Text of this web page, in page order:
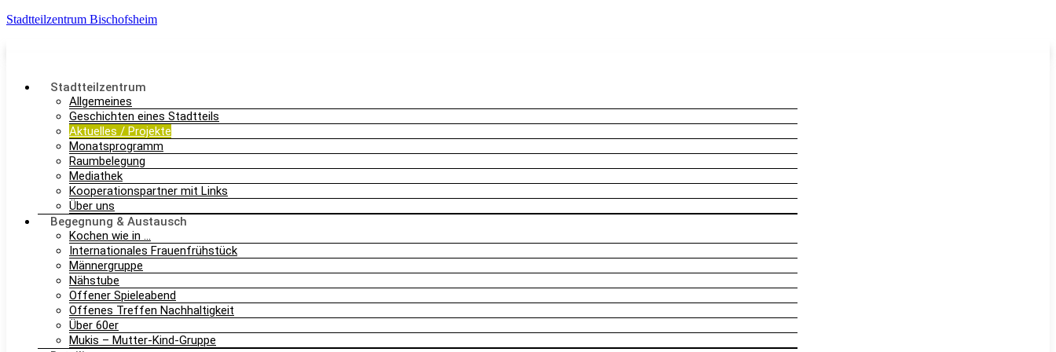
Stadtteilzentrum Bischofsheim
Stadtteilzentrum
Allgemeines
Geschichten eines Stadtteils
Aktuelles / Projekte
Monatsprogramm
Raumbelegung
Mediathek
Kooperationspartner mit Links
Über uns
Begegnung & Austausch
Kochen wie in …
Internationales Frauenfrühstück
Männergruppe
Nähstube
Offener Spieleabend
Offenes Treffen Nachhaltigkeit
Über 60er
Mukis – Mutter-Kind-Gruppe